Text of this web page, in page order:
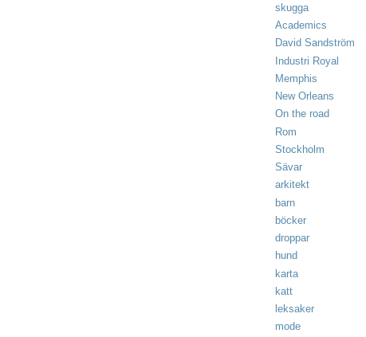
skugga
Academics
David Sandström
Industri Royal
Memphis
New Orleans
On the road
Rom
Stockholm
Sävar
arkitekt
barn
böcker
droppar
hund
karta
katt
leksaker
mode